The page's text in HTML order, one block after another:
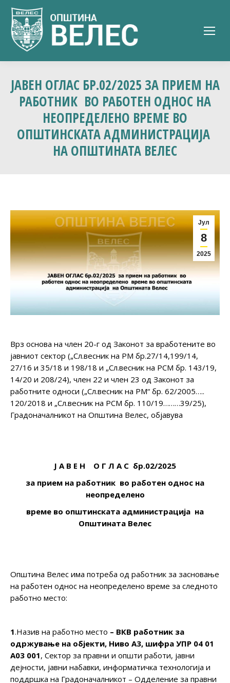
ЈАВЕН ОГЛАС БР.02/2025 ЗА ПРИЕМ НА
РАБОТНИК ВО РАБОТЕН ОДНОС НА
НЕОПРЕДЕЛЕНО ВРЕМЕ ВО
ОПШТИНСКАТА АДМИНИСТРАЦИЈА
НА ОПШТИНАТА ВЕЛЕС
Јул
8
2025
Врз основа на член 20-г од Законот за вработените во
јавниот сектор („Сл.весник на РМ бр.27/14,199/14,
27/16 и 35/18 и 198/18 и „Сл.весник на РСМ бр. 143/19,
14/20 и 208/24), член 22 и член 23 од Законот за
работните односи („Сл.весник на РМ“ бр. 62/2005…..
120/2018 и „Сл.весник на РСМ бр. 110/19………39/25),
Градоначалникот на Општина Велес, објавува
Ј А В Е Н О Г Л А С бр.02/2025
за прием на работник во работен однос на
неопределено
време во општинската администрација на
Општината Велес
Општина Велес има потреба од работник за засновање
на работен однос на неопределено време за следното
работно место:
1.Назив на работно место – ВКВ работник за
одржување на објекти, Ниво А3, шифра УПР 04 01
А03 001, Сектор за правни и општи работи, јавни
дејности, јавни набавки, информатичка технологија и
поддршка на Градоначалникот – Одделение за правни